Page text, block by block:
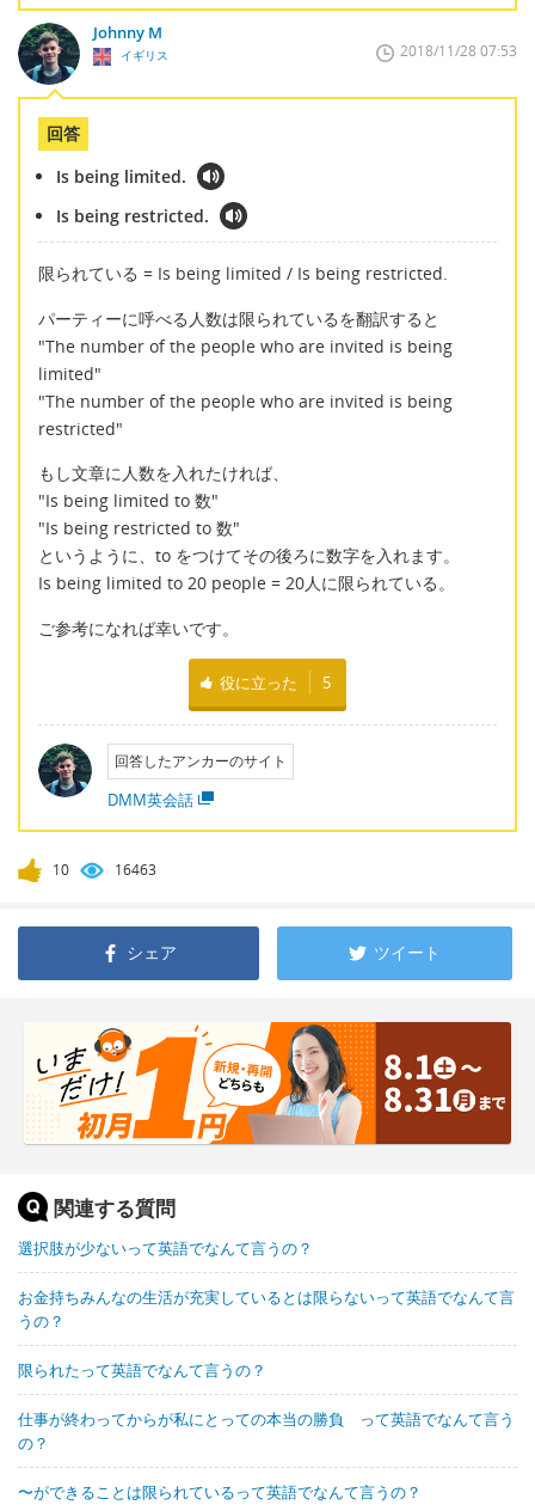
Johnny M
イギリス 2018/11/28 07:53
回答
Is being limited.
Is being restricted.
限られている = Is being limited / Is being restricted.
パーティーに呼べる人数は限られているを翻訳すると
"The number of the people who are invited is being
limited"
"The number of the people who are invited is being
restricted"
もし文章に人数を入れたければ、
"Is being limited to 数"
"Is being restricted to 数"
というように、to をつけてその後ろに数字を入れます。
Is being limited to 20 people = 20人に限られている。
ご参考になれば幸いです。
役に立った 5
回答したアンカーのサイト
DMM英会話
10 16463
シェア ツイート
関連する質問
選択肢が少ないって英語でなんて言うの？
お金持ちみんなの生活が充実しているとは限らないって英語でなんて言
うの？
限られたって英語でなんて言うの？
仕事が終わってからが私にとっての本当の勝負 って英語でなんて言う
の？
〜ができることは限られているって英語でなんて言うの？